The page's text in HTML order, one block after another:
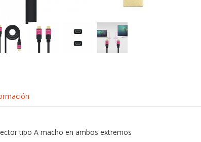
tipo A macho en ambos extremos